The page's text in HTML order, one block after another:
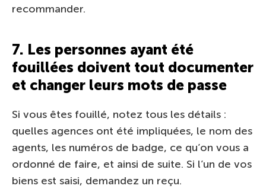
recommander.
7. Les personnes ayant été
fouillées doivent tout documenter
et changer leurs mots de passe
Si vous êtes fouillé, notez tous les détails :
quelles agences ont été impliquées, le nom des
agents, les numéros de badge, ce qu’on vous a
ordonné de faire, et ainsi de suite. Si l’un de vos
biens est saisi, demandez un reçu.